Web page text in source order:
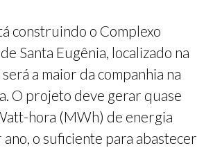
construindo o Complexo
Santa Eugênia, localizado na
a maior da companhia na
O projeto deve gerar quase
hora (MWh) de energia
o suficiente para abastecer